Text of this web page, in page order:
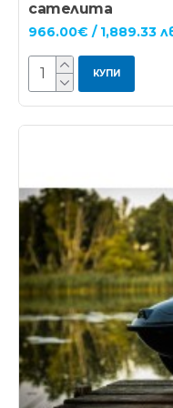
сателита
966.00€ / 1,889.33
КУПИ